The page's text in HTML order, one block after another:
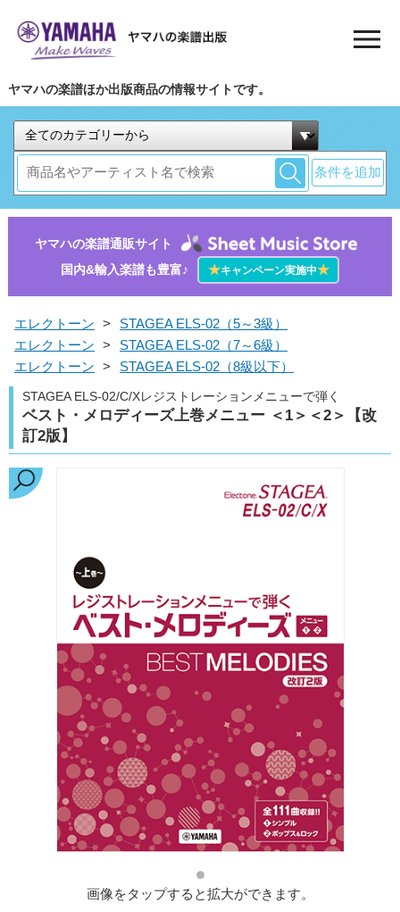
ヤマハの楽譜ほか出版商品の情報サイトです。
条件を追加
ヤマハの楽譜通販サイト
国内&輸入楽譜も豊富♪
★キャンペーン実施中★
エレクトーン >
STAGEA ELS-02（5～3級）
エレクトーン >
STAGEA ELS-02（7～6級）
エレクトーン > STAGEA ELS-02（8級以下）
STAGEA ELS-02/C/Xレジストレーションメニューで弾く
ベスト・メロディーズ上巻メニュー ＜1＞＜2＞【改
訂2版】
画像をタップすると拡大ができます。